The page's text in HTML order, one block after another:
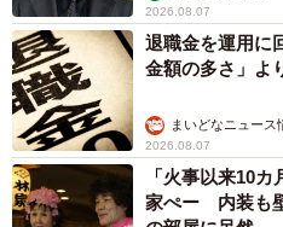
2026.08.07
退職金を運用に
金額の多さ」よ
まいどなニュース
2026.08.07
「火事以来10
家ぺー 内装も